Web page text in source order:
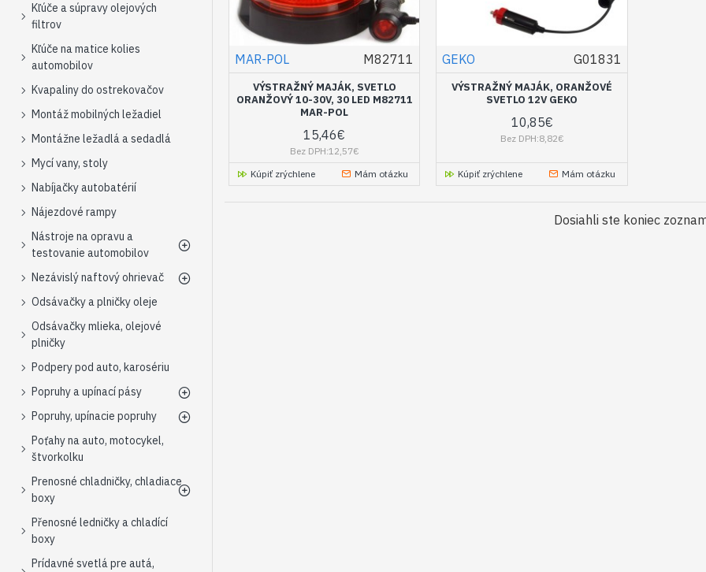
Kľúče a súpravy olejových
filtrov
Kľúče na matice kolies
automobilov
Kvapaliny do ostrekovačov
Montáž mobilných ležadiel
Montážne ležadlá a sedadlá
Mycí vany, stoly
Nabíjačky autobatérií
Nájezdové rampy
Nástroje na opravu a
testovanie automobilov
Nezávislý naftový ohrievač
Odsávačky a plničky oleje
Odsávačky mlieka, olejové
plničky
Podpery pod auto, karosériu
Popruhy a upínací pásy
Popruhy, upínacie popruhy
Poťahy na auto, motocykel,
štvorkolku
Prenosné chladničky, chladiace
boxy
Přenosné ledničky a chladící
boxy
Prídavné svetlá pre autá,
MAR-POL M82711
VÝSTRAŽNÝ MAJÁK, SVETLO
ORANŽOVÝ 10-30V, 30 LED M82711
MAR-POL
15,46€
Bez DPH:12,57€
Kúpiť zrýchlene
Mám otázku
GEKO G01831
VÝSTRAŽNÝ MAJÁK, ORANŽOVÉ
SVETLO 12V GEKO
10,85€
Bez DPH:8,82€
Kúpiť zrýchlene Mám otázku
Dosiahli ste koniec